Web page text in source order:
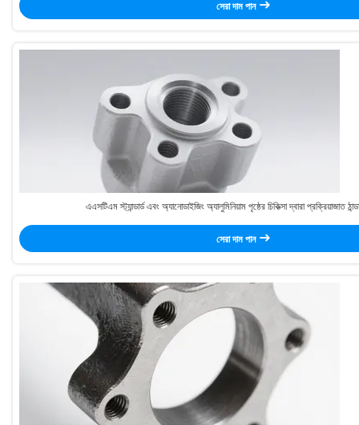
সেরা দাম পান
এএসটিএম স্ট্যান্ডার্ড এবং অ্যানোডাইজিং অ্যালুমিনিয়াম পৃষ্ঠের চিকিত্সা দ্বারা প্রক্রিয়াজাত
সেরা দাম পান